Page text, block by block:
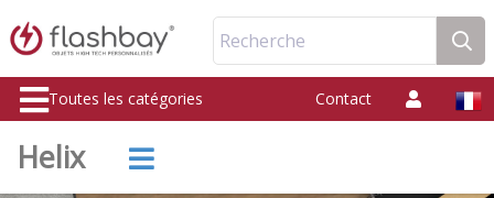
Recherche
Toutes les catégories Contact
Helix